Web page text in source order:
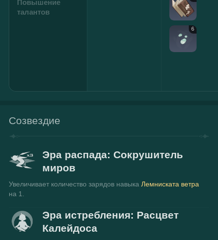
Повышение
талантов
6
Созвездие
Эра распада: Сокрушитель
миров
Увеличивает количество зарядов навыка Лемниската ветра
на 1.
Эра истребления: Расцвет
Калейдоса